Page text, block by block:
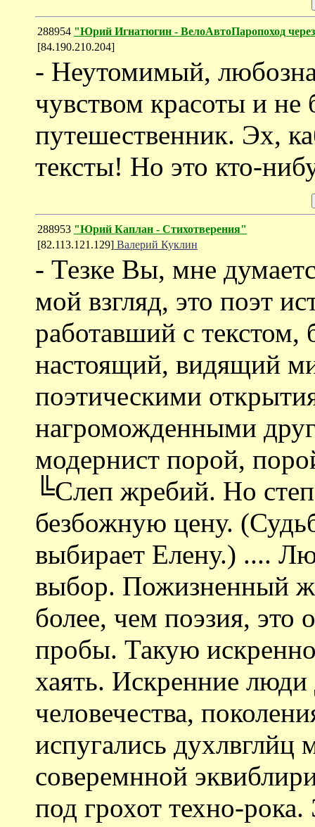
288954 "Юрий Игнатюгин - ВелоАвтоПаропоход
[84.190.210.204]
- Неутомимый,
чувством красоты и не
путешественник. Эх,
тексты! Но это кто-
288953 "Юрий Каплан - Cтихотверения"
[82.113.121.129] Валерий Куклин
- Тезке Вы, мне
мой взгляд, это поэт
работавший с текстом,
настоящий, видящий
поэтическими
нагроможденными
модернист порой,
╚Слеп жребий. Но
безбожную цену.
выбирает Елену.) ....
выбор. Пожизненный
более, чем поэзия, это
пробы. Такую
хаять. Искренние
человечества,
испугались
соверемнной
под грохот техно-